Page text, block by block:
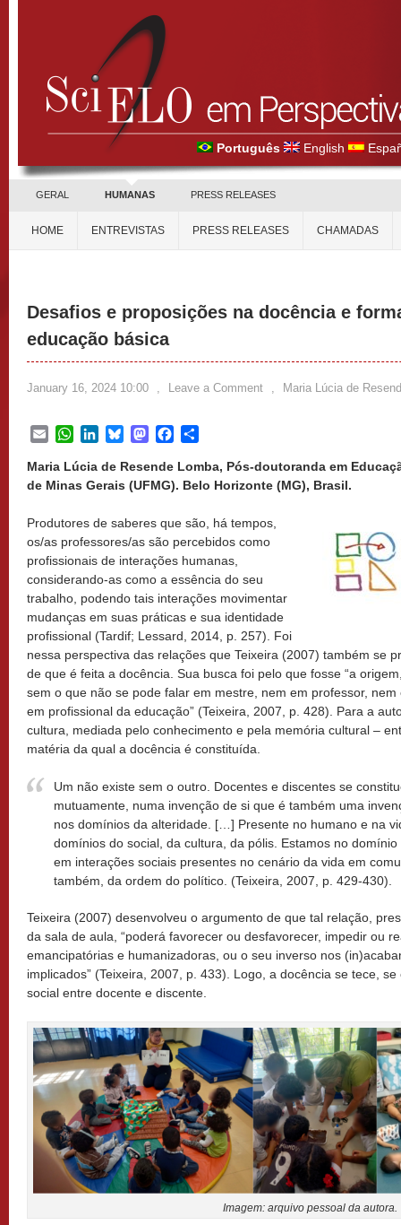
Português English
GERAL HUMANAS PRESS RELEASES
HOME ENTREVISTAS PRESS RELEASES CHAMADAS
Desafios e proposições na docência e
educação básica
January 16, 2024 10:00 , Leave a Comment , Maria Lúcia de
EmailWhatsApp
LinkedInBlueskyMastodonFacebook
Maria Lúcia de Resende Lomba, Pós-doutoranda em
de Minas Gerais (UFMG). Belo Horizonte (MG), Brasil.
Produtores de saberes que são, há tempos,
os/as professores/as são percebidos como
profissionais de interações humanas,
considerando-as como a essência do seu
trabalho, podendo tais interações movimentar
mudanças em suas práticas e sua identidade
profissional (Tardif; Lessard, 2014, p. 257). Foi
nessa perspectiva das relações que Teixeira (2007) também se
de que é feita a docência. Sua busca foi pelo que fosse “a
sem o que não se pode falar em mestre, nem em professor,
em profissional da educação” (Teixeira, 2007, p. 428). Para a
cultura, mediada pelo conhecimento e pela memória cultural –
matéria da qual a docência é constituída.
Um não existe sem o outro. Docentes e discentes se
mutuamente, numa invenção de si que é também uma
nos domínios da alteridade. […] Presente no humano e na
domínios do social, da cultura, da pólis. Estamos no
em interações sociais presentes no cenário da vida em
também, da ordem do político. (Teixeira, 2007, p. 429-430).
Teixeira (2007) desenvolveu o argumento de que tal relação,
da sala de aula, “poderá favorecer ou desfavorecer, impedir ou
emancipatórias e humanizadoras, ou o seu inverso nos
implicados” (Teixeira, 2007, p. 433). Logo, a docência se tece,
social entre docente e discente.
Imagem: arquivo pessoal da autora.